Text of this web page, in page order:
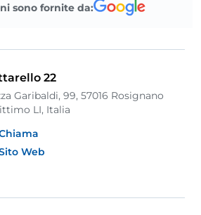
sono fornite da:
22
Garibaldi, 99, 57016 Rosignano
LI, Italia
Web